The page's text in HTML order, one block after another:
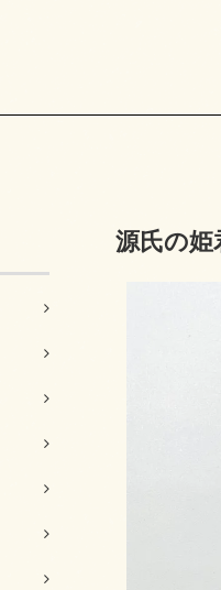
源氏の